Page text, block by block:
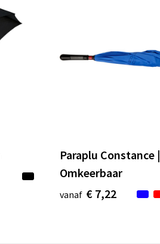
Paraplu Constance |
Omkeerbaar
vanaf € 7,22